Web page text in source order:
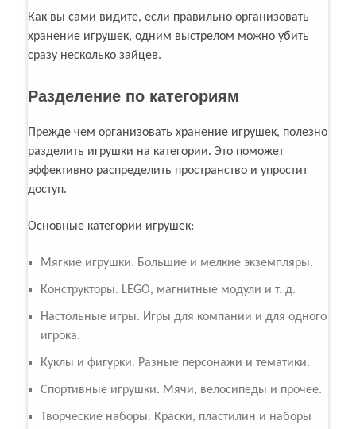
Как вы сами видите, если правильно организовать
хранение игрушек, одним выстрелом можно убить
сразу несколько зайцев.
Разделение по категориям
Прежде чем организовать хранение игрушек, полезно
разделить игрушки на категории. Это поможет
эффективно распределить пространство и упростит
доступ.
Основные категории игрушек:
Мягкие игрушки. Большие и мелкие экземпляры.
Конструкторы. LEGO, магнитные модули и т. д.
Настольные игры. Игры для компании и для одного
игрока.
Куклы и фигурки. Разные персонажи и тематики.
Спортивные игрушки. Мячи, велосипеды и прочее.
Творческие наборы. Краски, пластилин и наборы